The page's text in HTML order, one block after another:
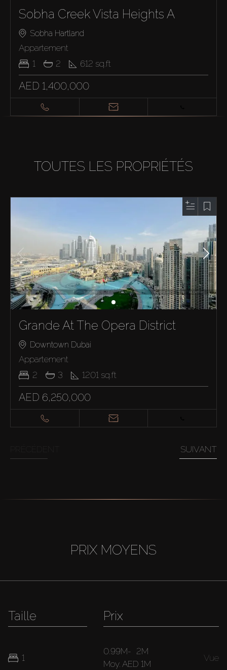
Sobha Creek Vista Heights A
Sobha Hartland
Appartement
1
2 612 sq.ft
AED 1,400,000
TOUTES LES PROPRIÉTÉS
Grande At The Opera District
Downtown Dubai
Appartement
2
3 1201 sq.ft
AED 6,250,000
SUIVANT
PRIX MOYENS
Taille
1
Prix
0.99M- 2M
Moy. AED 1M
Vue